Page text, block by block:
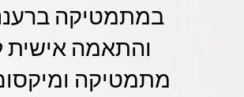
במתמטיקה
והתאמה אישית
מתמטיקה